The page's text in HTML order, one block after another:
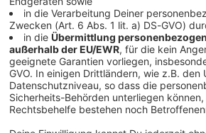
Türchen ist leider schon vorbei.